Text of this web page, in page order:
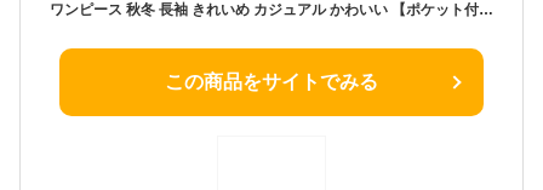
ワンピース 秋冬 長袖 きれいめ カジュアル かわいい 【ポケット付】大人 ロング丈 リラックス スウェット aライン 無地 スエット レディース ルームウェア 部屋着 マタニティワンピース 妊婦 妊婦服 ひざ下 大きめ 大きいサイズ コットン 綿 春 メール便
この商品をサイトでみる